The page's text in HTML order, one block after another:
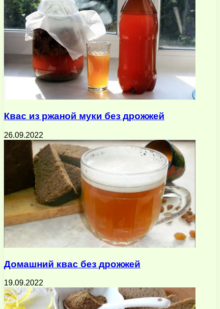
Квас из ржаной муки без дрожжей
26.09.2022
Домашний квас без дрожжей
19.09.2022